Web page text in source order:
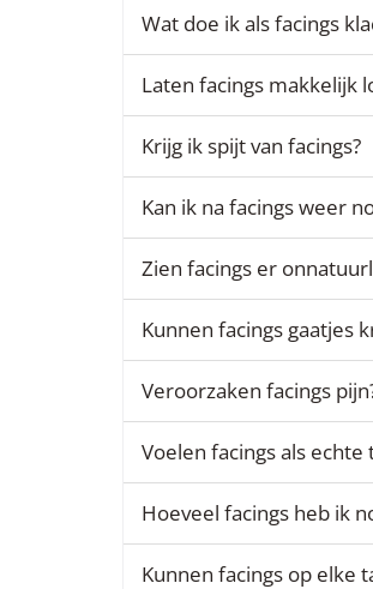
Wat doe ik als facings
Laten facings makkelijk
Krijg ik spijt van facings?
Kan ik na facings weer
Zien facings er
Kunnen facings gaatjes
Veroorzaken facings
Voelen facings als echte
Hoeveel facings heb ik
Kunnen facings op elke